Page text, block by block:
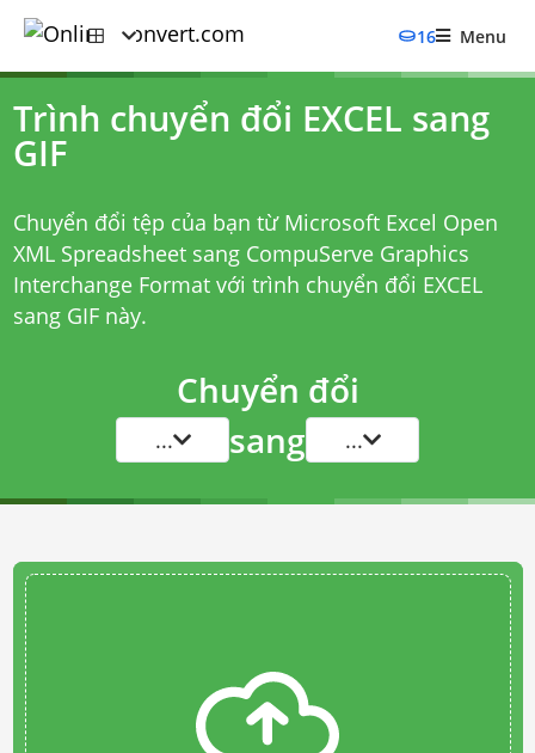
16 Menu
Trình chuyển đổi EXCEL sang
GIF
Chuyển đổi tệp của bạn từ Microsoft Excel Open
XML Spreadsheet sang CompuServe Graphics
Interchange Format với trình chuyển đổi EXCEL
sang GIFnày.
Chuyển đổi
... sang ...